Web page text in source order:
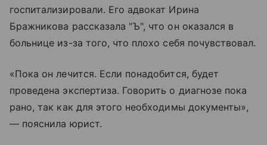
госпитализировали. Его адвокат Ирина
Бражникова рассказала "Ъ", что он оказался в
больнице из-за того, что плохо себя почувствовал.
«Пока он лечится. Если понадобится, будет
проведена экспертиза. Говорить о диагнозе пока
рано, так как для этого необходимы документы»,
— пояснила юрист.